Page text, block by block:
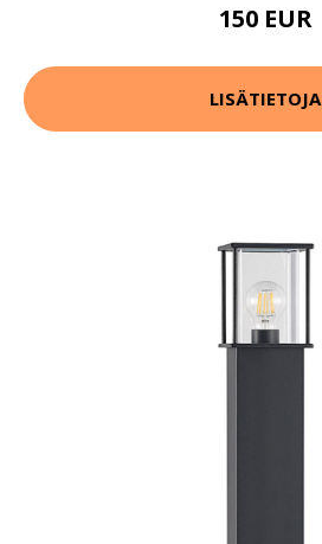
150 EUR
LISÄTIETOJA